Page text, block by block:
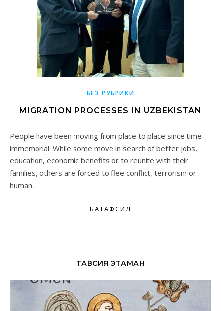
БЕЗ РУБРИКИ
MIGRATION PROCESSES IN UZBEKISTAN
People have been moving from place to place since time
immemorial. While some move in search of better jobs,
education, economic benefits or to reunite with their
families, others are forced to flee conflict, terrorism or
human…
БАТАФСИЛ
ТАВСИЯ ЭТАМАН